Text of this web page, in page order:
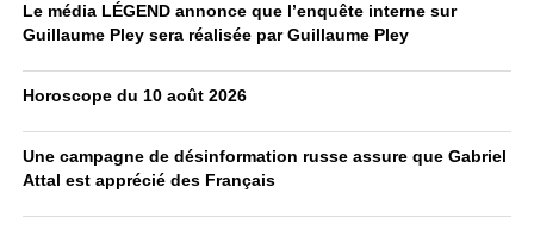
Le média LÉGEND annonce que l’enquête interne sur
Guillaume Pley sera réalisée par Guillaume Pley
Horoscope du 10 août 2026
Une campagne de désinformation russe assure que Gabriel
Attal est apprécié des Français